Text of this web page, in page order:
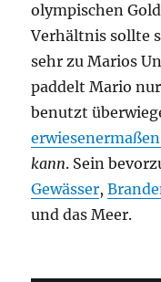
olympischen
Verhältnis sollte
sehr zu Marios
paddelt Mario
benutzt
kann. Sein
Gewässer,
und das Meer.